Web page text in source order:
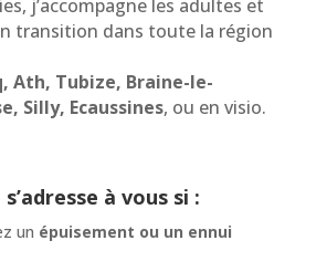
j’accompagne les adultes et
transition dans toute la région
Ath, Tubize, Braine-le-
Silly, Ecaussines, ou en visio.
à vous si :
un épuisement ou un ennui